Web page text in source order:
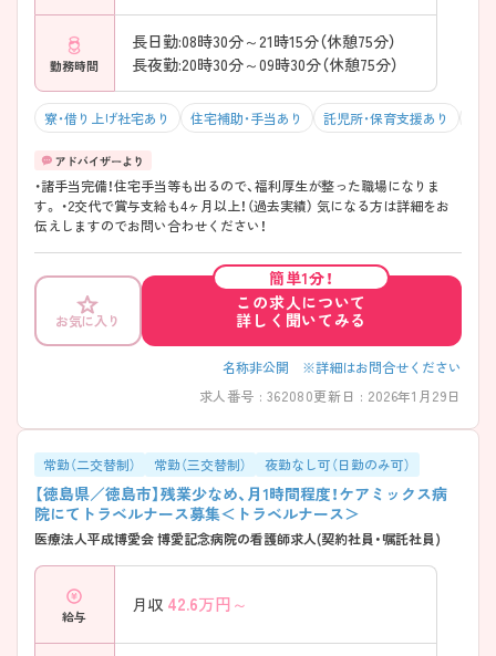
勤務時間
長日勤:08時30分～21時15分（休憩75分）
長夜勤:20時30分～09時30分（休憩75分）
寮・借り上げ社宅あり 住宅補助・手当あり 託児所・保育支援あり
・諸手当完備！住宅手当等も出るので、福利厚生が整った職場になりま
す。 ・2交代で賞与支給も4ヶ月以上！（過去実績） 気になる方は詳細をお
伝えしますのでお問い合わせください！
お気に入り
簡単1分！
この求人について
詳しく聞いてみる
名称非公開 ※詳細はお問合せください
求人番号 : 362080更新日 : 2026年1月29日
常勤（二交替制） 常勤（三交替制） 夜勤なし可（日勤のみ可）
【徳島県／徳島市】残業少なめ、月1時間程度！ケアミックス病
院にてトラベルナース募集＜トラベルナース＞
医療法人平成博愛会 博愛記念病院の看護師求人(契約社員・嘱託社員)
給与
月収 42.6万円～